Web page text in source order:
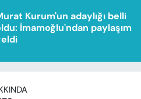
Kurum'un adaylığı belli
İmamoğlu'ndan paylaşım